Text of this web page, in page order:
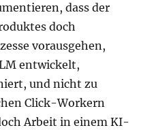
dass der
doch
vorausgehen,
entwickelt,
und nicht zu
Click-Workern
Arbeit in einem KI-